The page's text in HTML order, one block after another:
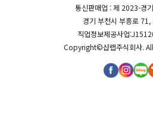
통신판매업 : 제 2023-경
경기 부천시 부흥로
직업정보제공사업
Copyright©샵랩주식회사.